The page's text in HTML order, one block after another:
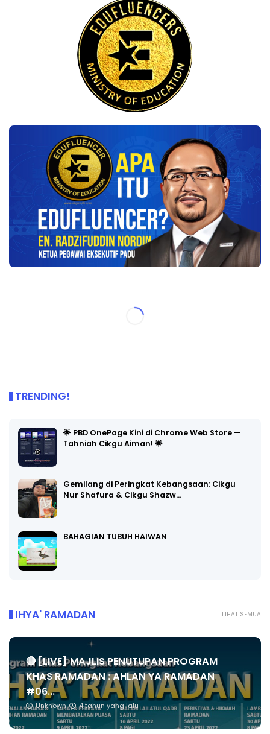
TRENDING!
🌟 PBD OnePage Kini di Chrome Web Store —
Tahniah Cikgu Aiman! 🌟
Gemilang di Peringkat Kebangsaan: Cikgu
Nur Shafura & Cikgu Shazw…
BAHAGIAN TUBUH HAIWAN
LIHAT SEMUA
IHYA' RAMADAN
🔴 [LIVE] MAJLIS PENUTUPAN PROGRAM
KHAS RAMADAN : AHLAN YA RAMADAN
#06...
Unknown 4 tahun yang lalu